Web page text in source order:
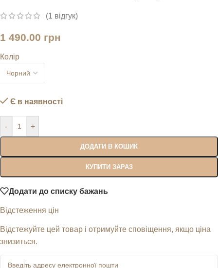
(1 відгук)
1 490.00 грн
Колір
Є в наявності
- +
ДОДАТИ В КОШИК
КУПИТИ ЗАРАЗ
Додати до списку бажань
Відстеження цін
Відстежуйте цей товар і отримуйте сповіщення, якщо ціна
знизиться.